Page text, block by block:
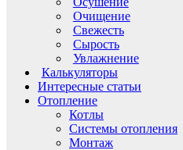
Очищение
Свежесть
Сырость
Увлажнение
Калькуляторы
Интересные статьи
Отопление
Котлы
Системы отопления
Монтаж